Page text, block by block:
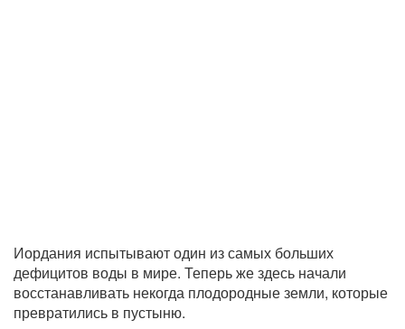
Иордания испытывают один из самых больших
дефицитов воды в мире. Теперь же здесь начали
восстанавливать некогда плодородные земли, которые
превратились в пустыню.